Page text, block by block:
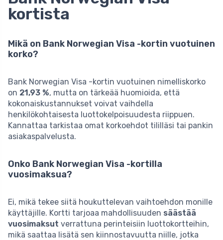
kortista
Mikä on Bank Norwegian Visa -kortin vuotuinen
korko?
Bank Norwegian Visa -kortin vuotuinen nimelliskorko
on 21,93 %, mutta on tärkeää huomioida, että
kokonaiskustannukset voivat vaihdella
henkilökohtaisesta luottokelpoisuudesta riippuen.
Kannattaa tarkistaa omat korkoehdot tililläsi tai pankin
asiakaspalvelusta.
Onko Bank Norwegian Visa -kortilla
vuosimaksua?
Ei, mikä tekee siitä houkuttelevan vaihtoehdon monille
käyttäjille. Kortti tarjoaa mahdollisuuden säästää
vuosimaksut verrattuna perinteisiin luottokortteihin,
mikä saattaa lisätä sen kiinnostavuutta niille, jotka